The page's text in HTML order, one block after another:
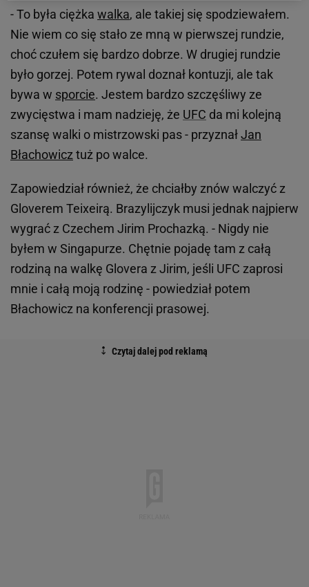
- To była ciężka walka, ale takiej się spodziewałem.
Nie wiem co się stało ze mną w pierwszej rundzie,
choć czułem się bardzo dobrze. W drugiej rundzie
było gorzej. Potem rywal doznał kontuzji, ale tak
bywa w sporcie. Jestem bardzo szczęśliwy ze
zwycięstwa i mam nadzieję, że UFC da mi kolejną
szansę walki o mistrzowski pas - przyznałJan
Błachowicz tuż po walce.
Zapowiedział również, że chciałby znów walczyć z
Gloverem Teixeirą. Brazylijczyk musi jednak najpierw
wygrać z Czechem Jirim Prochazką. - Nigdy nie
byłem w Singapurze. Chętnie pojadę tam z całą
rodziną na walkę Glovera z Jirim, jeśli UFC zaprosi
mnie i całą moją rodzinę - powiedział potem
Błachowicz na konferencji prasowej.